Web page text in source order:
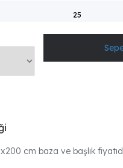
25
cm baza ve başlık